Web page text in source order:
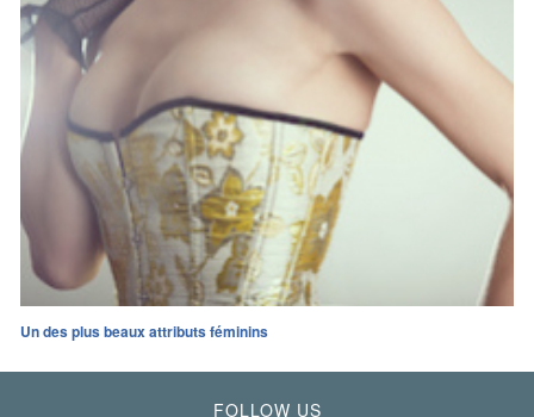
Un des plus beaux attributs féminins
FOLLOW US